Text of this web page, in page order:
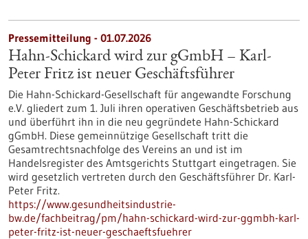
Pressemitteilung - 01.07.2026
Hahn-Schickard wird zur gGmbH – Karl-
Peter Fritz ist neuer Geschäftsführer
Die Hahn-Schickard-Gesellschaft für angewandte Forschung
e.V. gliedert zum 1. Juli ihren operativen Geschäftsbetrieb aus
und überführt ihn in die neu gegründete Hahn-Schickard
gGmbH. Diese gemeinnützige Gesellschaft tritt die
Gesamtrechtsnachfolge des Vereins an und ist im
Handelsregister des Amtsgerichts Stuttgart eingetragen. Sie
wird gesetzlich vertreten durch den Geschäftsführer Dr. Karl-
Peter Fritz.
https://www.gesundheitsindustrie-
bw.de/fachbeitrag/pm/hahn-schickard-wird-zur-ggmbh-karl-
peter-fritz-ist-neuer-geschaeftsfuehrer